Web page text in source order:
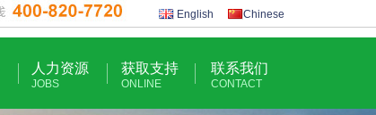
English Chinese
人力资源
JOBS
获取支持
ONLINE
联系我们
CONTACT